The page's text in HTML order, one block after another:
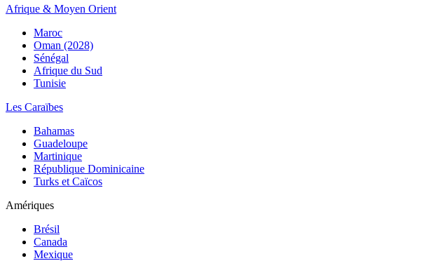
Afrique & Moyen Orient
Maroc
Oman (2028)
Sénégal
Afrique du Sud
Tunisie
Les Caraïbes
Bahamas
Guadeloupe
Martinique
République Dominicaine
Turks et Caïcos
Amériques
Brésil
Canada
Mexique